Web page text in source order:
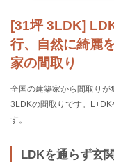
[31坪 3LDK]
行、自然に綺麗
家の間取り
全国の建築家から間取りが
3LDKの間取りです。
す。
LDKを通らず玄